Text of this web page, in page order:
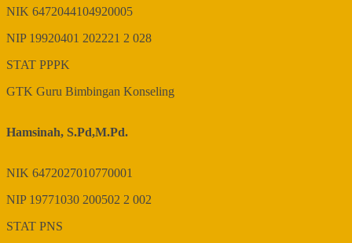
NIK 6472044104920005
NIP 19920401 202221 2 028
STAT PPPK
GTK Guru Bimbingan Konseling
Hamsinah, S.Pd,M.Pd.
NIK 6472027010770001
NIP 19771030 200502 2 002
STAT PNS